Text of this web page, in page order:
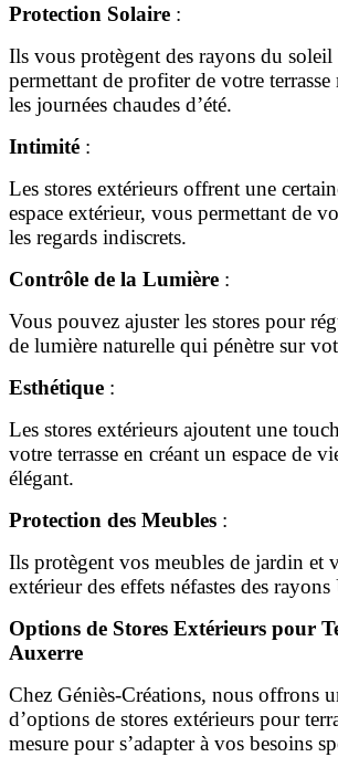
Protection Solaire :
Ils vous protègent des rayons du
permettant de profiter de votre terrasse
les journées chaudes d’été.
Intimité :
Les stores extérieurs offrent une
espace extérieur, vous permettant de
les regards indiscrets.
Contrôle de la Lumière :
Vous pouvez ajuster les stores pour
de lumière naturelle qui pénètre sur
Esthétique :
Les stores extérieurs ajoutent une
votre terrasse en créant un espace de
élégant.
Protection des Meubles :
Ils protègent vos meubles de jardin et
extérieur des effets néfastes des rayons
Options de Stores Extérieurs pour
Auxerre
Chez Géniès-Créations, nous offrons
d’options de stores extérieurs pour
mesure pour s’adapter à vos besoins